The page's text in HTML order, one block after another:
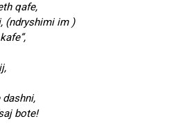
qafe,
(ndryshimi im )
bote!